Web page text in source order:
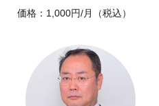
価格：1,000円/月（税込）